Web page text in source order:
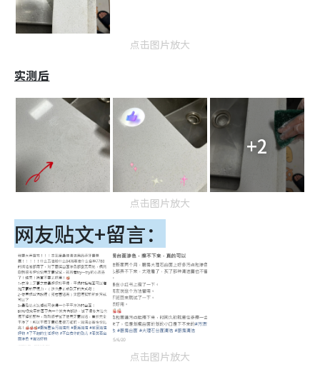
点击图片放大
实测后
+2
点击图片放大
网友贴文+留言：
点击图片放大